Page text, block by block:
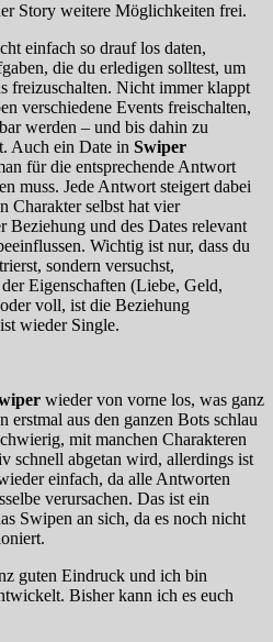
Story weitere Möglichkeiten frei.
einfach so drauf los daten,
die du erledigen solltest, um
freizuschalten. Nicht immer klappt
verschiedene Events freischalten,
werden – und bis dahin zu
Auch ein Date in Swiper
für die entsprechende Antwort
muss. Jede Antwort steigert dabei
Charakter selbst hat vier
Beziehung und des Dates relevant
Wichtig ist nur, dass du
sondern versuchst,
Eigenschaften (Liebe, Geld,
voll, ist die Beziehung
wieder Single.
wieder von vorne los, was ganz
erstmal aus den ganzen Bots schlau
mit manchen Charakteren
schnell abgetan wird, allerdings ist
einfach, da alle Antworten
verursachen. Das ist ein
Swipen an sich, da es noch nicht
guten Eindruck und ich bin
Bisher kann ich es euch